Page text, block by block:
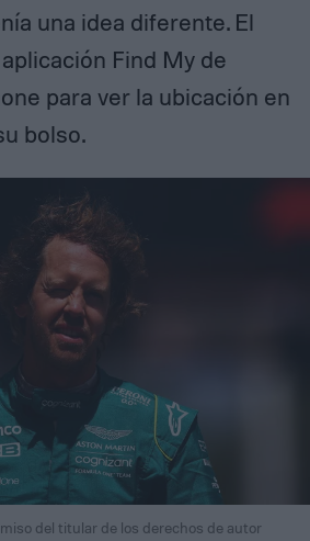
una idea diferente. El
Find My de
para ver la ubicación en
bolso.
del titular de los derechos de autor